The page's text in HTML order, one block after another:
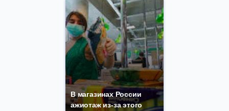
В магазинах России
ажиотаж из-за этого